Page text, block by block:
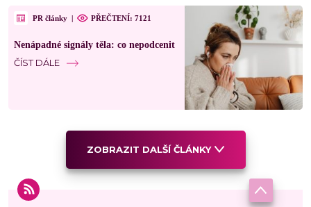
PR články | PŘEČTENÍ: 7121
Nenápadné signály těla: co nepodcenit
ČÍST DÁLE
ZOBRAZIT DALŠÍ ČLÁNKY